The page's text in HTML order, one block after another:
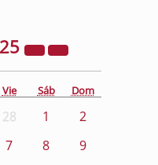
Vie Sáb Dom
28 1
2
7 8
9